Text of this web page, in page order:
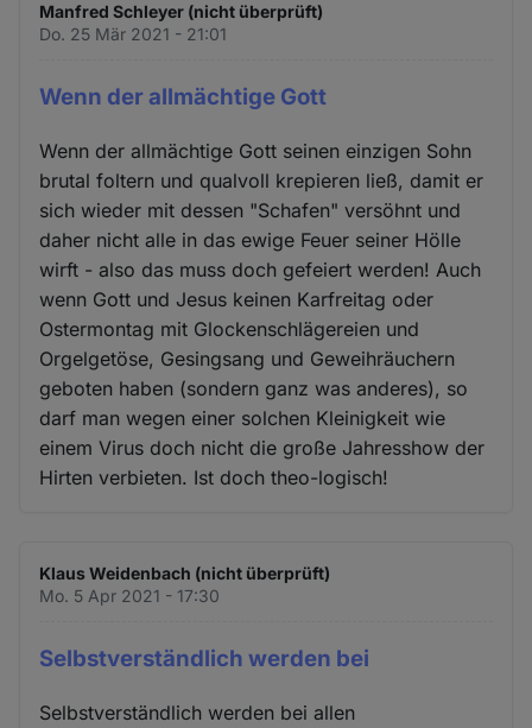
Manfred Schleyer (nicht überprüft)
Do. 25 Mär 2021 - 21:01
Wenn der allmächtige Gott
Wenn der allmächtige Gott seinen einzigen Sohn
brutal foltern und qualvoll krepieren ließ, damit er
sich wieder mit dessen "Schafen" versöhnt und
daher nicht alle in das ewige Feuer seiner Hölle
wirft - also das muss doch gefeiert werden! Auch
wenn Gott und Jesus keinen Karfreitag oder
Ostermontag mit Glockenschlägereien und
Orgelgetöse, Gesingsang und Geweihräuchern
geboten haben (sondern ganz was anderes), so
darf man wegen einer solchen Kleinigkeit wie
einem Virus doch nicht die große Jahresshow der
Hirten verbieten. Ist doch theo-logisch!
Klaus Weidenbach (nicht überprüft)
Mo. 5 Apr 2021 - 17:30
Selbstverständlich werden bei
Selbstverständlich werden bei allen